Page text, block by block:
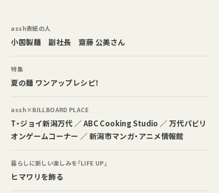
assh表紙の人
小国製麺 副社長 齋藤 公美さん
特集
夏の麺 ワンアップレシピ！
assh×BILLBOARD PLACE
T・ジョイ新潟万代 ／ ABC Cooking Studio ／ 万代パビリ
オンゲームコーナー ／ 新潟市マンガ・アニメ情報館
暮らしに新しい楽しみを「LIFE UP」
ヒマワリを飾る